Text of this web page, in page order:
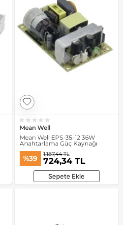
Mean Well
Mean Well EPS-35-12 36W
Anahtarlama Güç Kaynağı
%39 1.187,44 TL
724,34 TL
Sepete Ekle